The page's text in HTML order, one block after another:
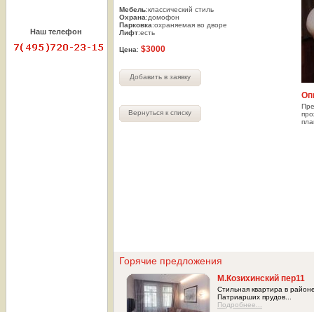
Наш телефон
7(495) 720-23-15
Мебель:классический стиль
Охрана:домофон
Парковка:охраняемая во дворе
Лифт:есть
Цена: $3000
Добавить в заявку
Вернуться к списку
Горячие предложения
М.Козихинский пер11
Стильная квартира в
Патриарших прудов...
Подробнее...